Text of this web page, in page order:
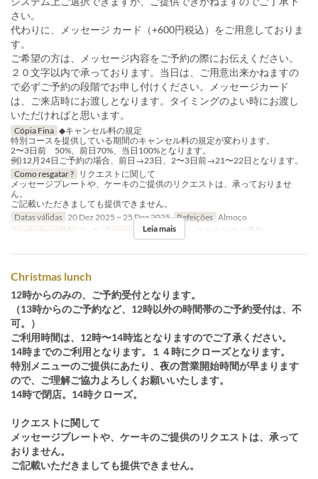
さい。
代わりに、メッセージ カード（+600円税込）をご用意しておりま
す。
ご希望の方は、メッセージ内容をご予約の際にお伝えください。
２０文字以内で承っております。当日は、ご用意出来かねますの
で必ずご予約の段階でお申し付けください。メッセージカード
は、ご来店時にお渡しとなります。タイミングのよい時にお渡し
いただければと思います。
Cópia Fina ◆キャンセル料の規定
特別コースを提供している期間のキャンセル料の規定が変わります。
2〜3日前 50%、前日70%、当日100%となります。
例)12月24日ご予約の場合、前日→23日、2〜3日前→21〜22日となります。
Como resgatar ?
リクエストに関して
メッセージプレートや、ケーキのご提供のリクエストは、承っておりませ
ん。
ご記載いただきましても提供できません。
Datas válidas 20 Dez 2025 ~ 25 Dez 2025 Refeições Almoço
Limite de pedido
2 ~ 5 Categoria de Assento レストランのご予約
Leia mais
Christmas lunch
12時からのみの、ご予約受付となります。
（13時からのご予約など、12時以外の時間帯のご予約受付は、不
可。）
ご利用時間は、12時〜14時迄となりますのでご了承ください。
14時までのご利用となります。１４時にクローズとなります。
特別メニューのご提供にあたり、夜の営業開始時間が早まります
ので、ご理解ご協力よろしくお願いいたします。
14時で閉店。14時クローズ。
リクエストに関して
メッセージプレートや、ケーキのご提供のリクエストは、承って
おりません。
ご記載いただきましても提供できません。